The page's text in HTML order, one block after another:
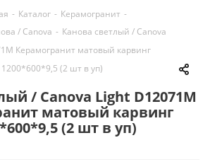
- Каталог - Керамогранит -
/ Canova - Канова светлый / Canova
Керамогранит матовый карвинг
1200*600*9,5 (2 шт в уп)
/ Canova Light D12071M
матовый карвинг
(2 шт в уп)